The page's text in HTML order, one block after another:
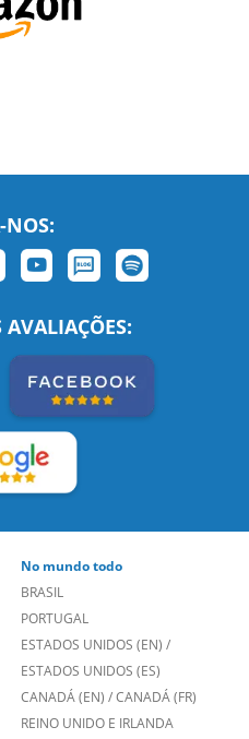
NOS:
No mundo todo
BRASIL
PORTUGAL